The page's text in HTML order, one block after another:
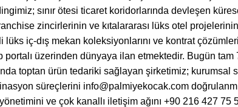
sınır ötesi ticaret koridorlarında devleşen
zincirlerinin ve kıtalararası lüks otel
iç-dış mekan koleksiyonlarını ve kontrat
üzerinden dünyaya ilan etmektedir. Bugün tam
toptan ürün tedariki sağlayan şirketimiz; kurumsal
süreçlerini info@palmiyekocak.com
ve çok kanallı iletişim ağını +90 216 427 75